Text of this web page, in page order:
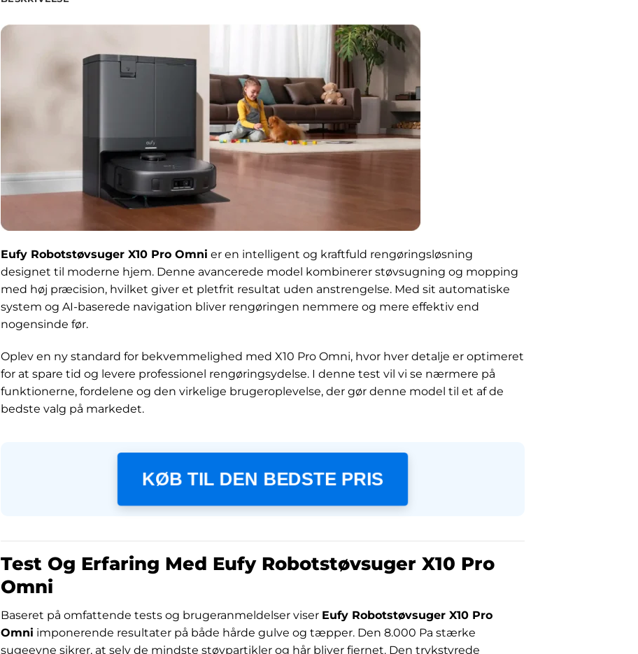
Eufy Robotstøvsuger X10 Pro Omni er en intelligent og kraftfuld rengøringsløsning
designet til moderne hjem. Denne avancerede model kombinerer støvsugning og mopping
med høj præcision, hvilket giver et pletfrit resultat uden anstrengelse. Med sit automatiske
system og AI-baserede navigation bliver rengøringen nemmere og mere effektiv end
nogensinde før.
Oplev en ny standard for bekvemmelighed med X10 Pro Omni, hvor hver detalje er optimeret
for at spare tid og levere professionel rengøringsydelse. I denne test vil vi se nærmere på
funktionerne, fordelene og den virkelige brugeroplevelse, der gør denne model til et af de
bedste valg på markedet.
KØB TIL DEN BEDSTE PRIS
Test Og Erfaring Med Eufy Robotstøvsuger X10 Pro
Omni
Baseret på omfattende tests og brugeranmeldelser viser Eufy Robotstøvsuger X10 Pro
Omni imponerende resultater på både hårde gulve og tæpper. Den 8.000 Pa stærke
sugeevne sikrer, at selv de mindste støvpartikler og hår bliver fjernet. Den trykstyrede